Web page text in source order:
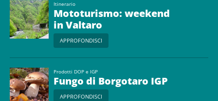
Itinerario
Mototurismo: weekend
in Valtaro
APPROFONDISCI
Prodotti DOP e IGP
Fungo di Borgotaro IGP
APPROFONDISCI